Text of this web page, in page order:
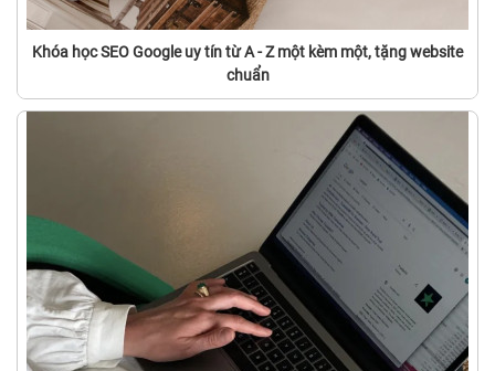
Khóa học SEO Google uy tín từ A - Z một kèm một, tặng website
chuẩn